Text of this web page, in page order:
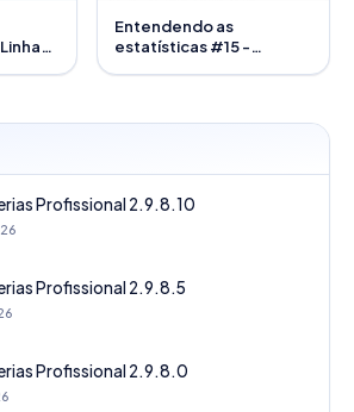
Entendendo as
estatísticas #15 -
Profissional 2.9.8.10
Profissional 2.9.8.5
Profissional 2.9.8.0